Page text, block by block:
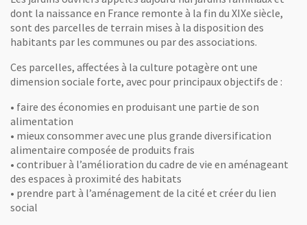
dont la naissance en France remonte à la fin du XIXe siècle,
sont des parcelles de terrain mises à la disposition des
habitants par les communes ou par des associations.
Ces parcelles, affectées à la culture potagère ont une
dimension sociale forte, avec pour principaux objectifs de :
• faire des économies en produisant une partie de son
alimentation
• mieux consommer avec une plus grande diversification
alimentaire composée de produits frais
• contribuer à l’amélioration du cadre de vie en aménageant
des espaces à proximité des habitats
• prendre part à l’aménagement de la cité et créer du lien
social